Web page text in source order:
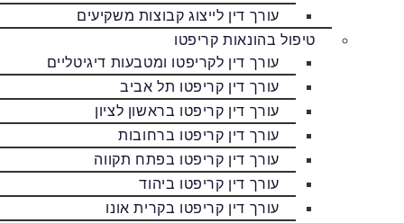
עורך דין לייצוג קבוצות משקיעים
טיפול בהונאות קריפטו
עורך דין לקריפטו ומטבעות דיגיטליים
עורך דין קריפטו תל אביב
עורך דין קריפטו בראשון לציון
עורך דין קריפטו ברחובות
עורך דין קריפטו בפתח תקווה
עורך דין קריפטו ביהוד
עורך דין קריפטו בקרית אונו